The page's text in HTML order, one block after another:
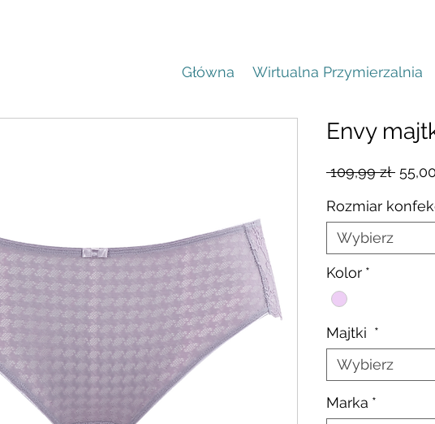
Główna Wirtualna Przymierzalnia
Envy
109,99 zł
Rozmiar
Wybierz
Kolor *
Majtki *
Wybierz
Marka *